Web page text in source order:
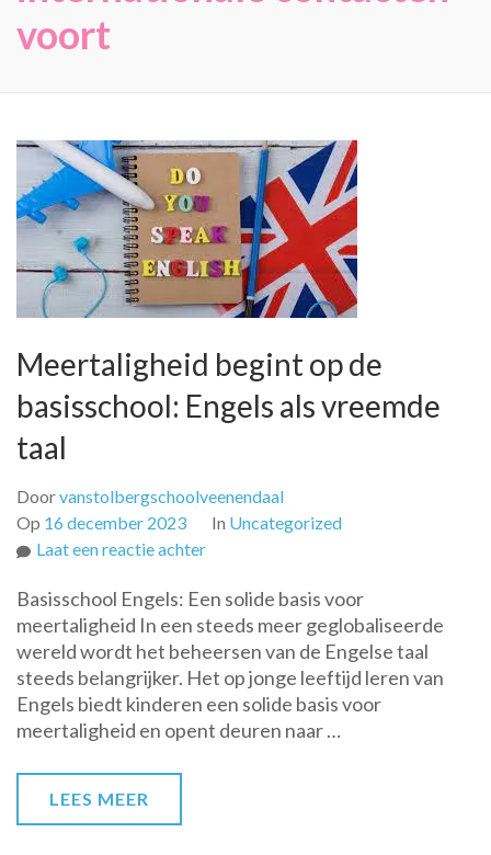
voort
Meertaligheid begint op de
basisschool: Engels als vreemde
taal
Doorvanstolbergschoolveenendaal
Op 16 december 2023 In Uncategorized
Laat een reactie achterop
begint
op
de
basisschool:
Engels
als
Basisschool Engels: Een solide basis voor
meertaligheid In een steeds meer geglobaliseerde
wereld wordt het beheersen van de Engelse taal
steeds belangrijker. Het op jonge leeftijd leren van
Engels biedt kinderen een solide basis voor
meertaligheid en opent deuren naar …
LEES MEER